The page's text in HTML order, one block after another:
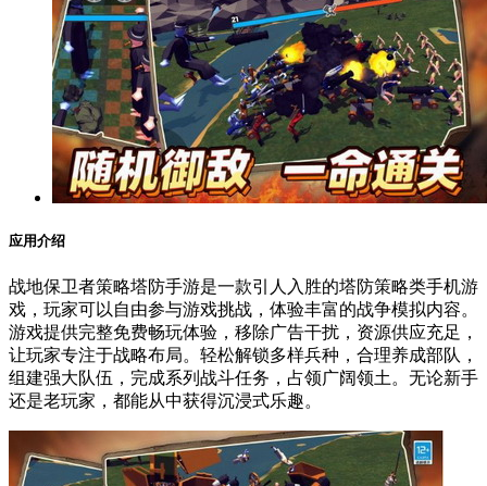
应用介绍
战地保卫者策略塔防手游是一款引人入胜的塔防策略类手机游
戏，玩家可以自由参与游戏挑战，体验丰富的战争模拟内容。
游戏提供完整免费畅玩体验，移除广告干扰，资源供应充足，
让玩家专注于战略布局。轻松解锁多样兵种，合理养成部队，
组建强大队伍，完成系列战斗任务，占领广阔领土。无论新手
还是老玩家，都能从中获得沉浸式乐趣。